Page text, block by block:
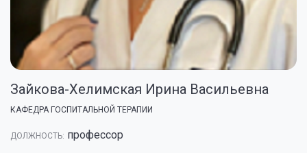
Зайкова-Хелимская Ирина Васильевна
КАФЕДРА ГОСПИТАЛЬНОЙ ТЕРАПИИ
ДОЛЖНОСТЬ: профессор